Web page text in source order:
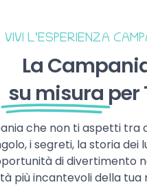
VIVI L’ESPERIENZA
La
su misura per
che non ti aspetti tra
i segreti, la storia dei
di divertimento
più incantevoli della tua